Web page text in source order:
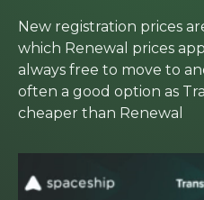
New registration prices
which Renewal prices
always free to move to
often a good option as
cheaper than Renewal